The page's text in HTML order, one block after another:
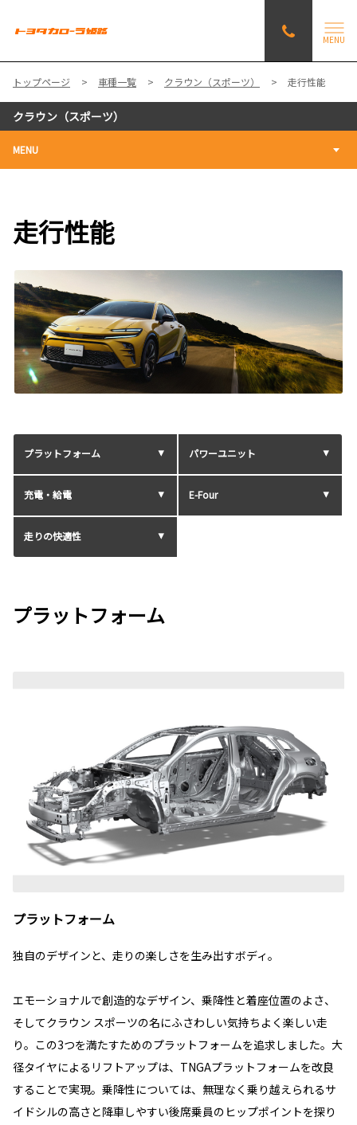
MENU
トップページ 車種一覧 クラウン（スポーツ） 走行性能
クラウン（スポーツ）
MENU
走行性能
プラットフォーム パワーユニット
充電・給電 E-Four
走りの快適性
プラットフォーム
プラットフォーム
独自のデザインと、走りの楽しさを生み出すボディ。
エモーショナルで創造的なデザイン、乗降性と着座位置のよさ、
そしてクラウン スポーツの名にふさわしい気持ちよく楽しい走
り。この3つを満たすためのプラットフォームを追求しました。大
径タイヤによるリフトアップは、TNGAプラットフォームを改良
することで実現。乗降性については、無理なく乗り越えられるサ
イドシルの高さと降車しやすい後席乗員のヒップポイントを探り